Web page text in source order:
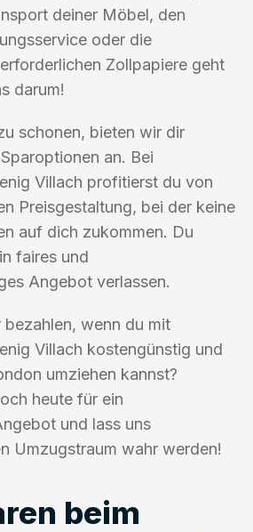
deiner Möbel, den
oder die
Zollpapiere geht
darum!
schonen, bieten wir dir
an. Bei
Villach profitierst du von
Preisgestaltung, bei der keine
auf dich zukommen. Du
faires und
Angebot verlassen.
bezahlen, wenn du mit
Villach kostengünstig und
umziehen kannst?
heute für ein
und lass uns
Umzugstraum wahr werden!
beim